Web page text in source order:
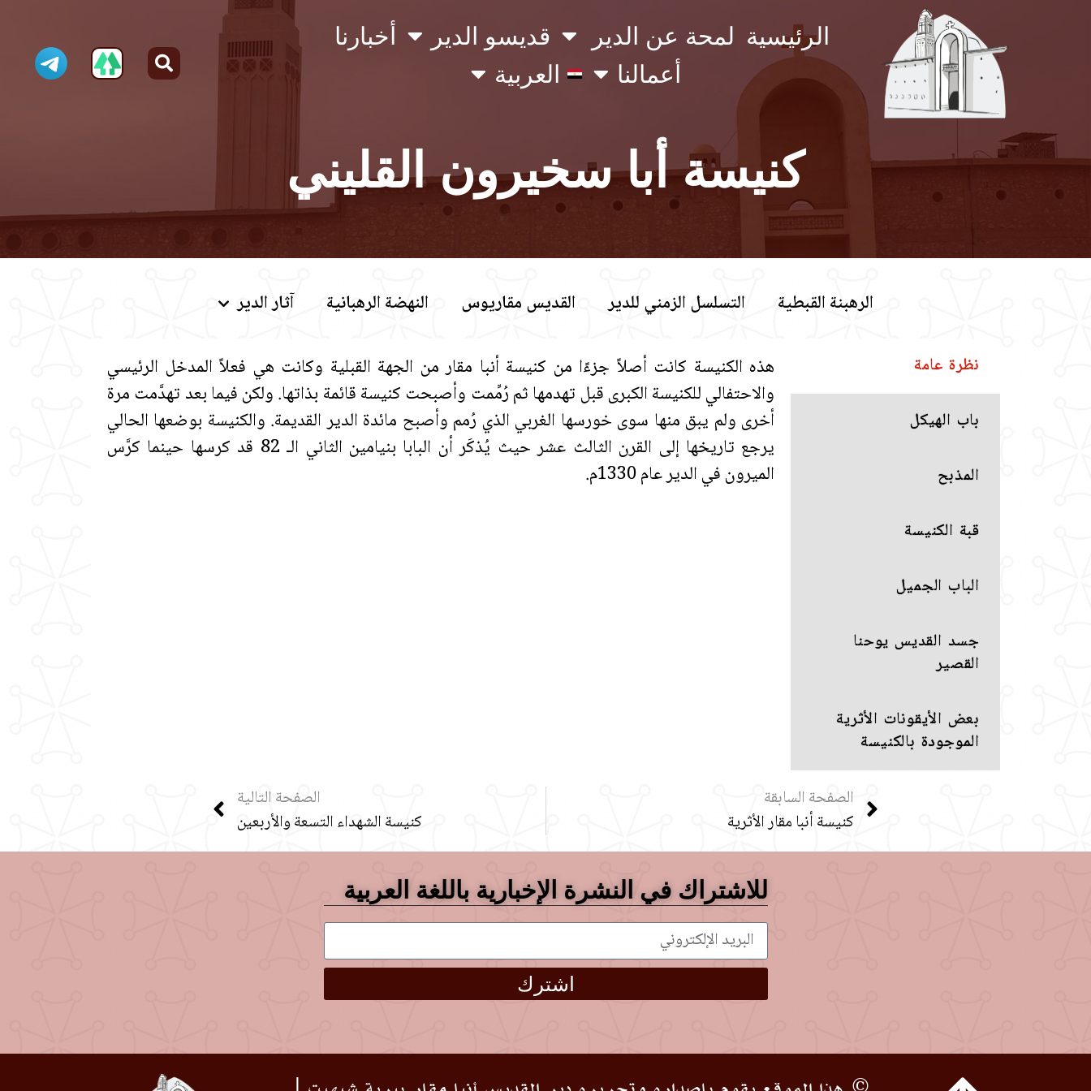
الرئيسية لمحة عن الدير قديسو الدير
أخبارنا
أعمالنا
العربية
كنيسة أبا سخيرون القليني
الرهبنة القبطية التسلسل الزمني للدير القديس مقاريوس​ النهضة الرهبانية آثار الدير
نظرة عامة
باب الهيكل
المذبح
قبة الكنيسة
الباب الجميل
جسد القديس يوحنا
القصير
بعض الأيقونات الأثرية
الموجودة بالكنيسة
هذه الكنيسة كانت أصلاً جزءًا من كنيسة أنبا مقار من الجهة القبلية وكانت هي فعلاً المدخل الرئيسي
والاحتفالي للكنيسة الكبرى قبل تهدمها ثم رُمِّمت وأصبحت كنيسة قائمة بذاتها. ولكن فيما بعد تهدَّمت مرة
أخرى ولم يبق منها سوى خورسها الغربي الذي رُمم وأصبح مائدة الدير القديمة. والكنيسة بوضعها الحالي
يرجع تاريخها إلى القرن الثالث عشر حيث يُذكَر أن البابا بنيامين الثاني الـ 82 قد كرسها حينما كرَّس
الميرون في الدير عام 1330م.
الصفحة السابقة
كنيسة أنبا مقار الأثرية
الصفحة التالية
كنيسة الشهداء التسعة والأربعين
للاشتراك في النشرة الإخبارية باللغة العربية
اشترك